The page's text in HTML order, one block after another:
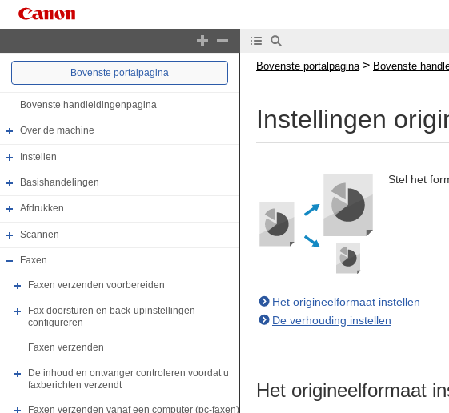
Bovenste portalpagina
Bovenste handleidingenpagina
Over de machine
Instellen
Basishandelingen
Afdrukken
Scannen
Faxen
Faxen verzenden voorbereiden
Fax doorsturen en back-upinstellingen
configureren
Faxen verzenden
De inhoud en ontvanger controleren voordat u
faxberichten verzendt
Faxen verzenden vanaf een computer (pc-faxen)
Bovenste portalpagina > Bovenste
Instellingen
Stel het
Het origineelformaat instellen
De verhouding instellen
Het origineelformaat